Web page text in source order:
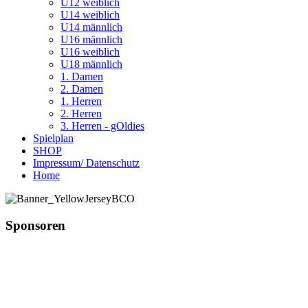
U12 weiblich
U14 weiblich
U14 männlich
U16 männlich
U16 weiblich
U18 männlich
1. Damen
2. Damen
1. Herren
2. Herren
3. Herren - gOldies
Spielplan
SHOP
Impressum/ Datenschutz
Home
Sponsoren